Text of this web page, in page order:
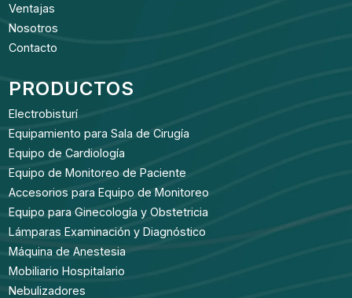
Ventajas
Nosotros
Contacto
PRODUCTOS
Electrobisturí
Equipamiento para Sala de Cirugía
Equipo de Cardiología
Equipo de Monitoreo de Paciente
Accesorios para Equipo de Monitoreo
Equipo para Ginecología y Obstetricia
Lámparas Examinación y Diagnóstico
Máquina de Anestesia
Mobiliario Hospitalario
Nebulizadores